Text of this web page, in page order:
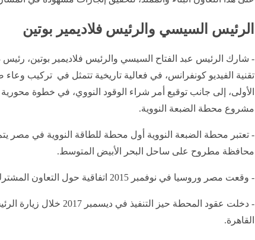
الرئيس السيسي والرئيس فلاديمير بوتين
- شارك الرئيس عبد الفتاح السيسي والرئيس فلاديمير بوتين، رئيس
تقنية الفيديو كونفرانس، في فعالية تاريخية تتمثل في تركيب
الأولى، إلى جانب توقيع أمر شراء الوقود النووي، في خطوة
مشروع محطة الضبعة النووية.
- تعتبر محطة الضبعة النووية أول محطة للطاقة النووية في مصر
محافظة مطروح على ساحل البحر الأبيض المتوسط.
- وقعت مصر وروسيا في نوفمبر 2015 اتفاقية حول التعاون المشترك لإنشاء محطة للطاقة النووية.
- دخلت عقود المحطة حيز التنفيذ
القاهرة.